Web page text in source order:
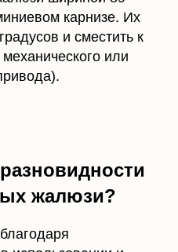
и сместить к
или
жалюзи?
использовании и
могут быть